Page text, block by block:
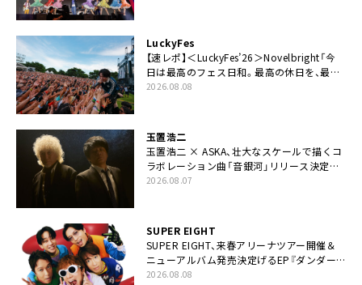
LuckyFes
【速レポ】＜LuckyFes’26＞Novelbright「今
日は最高のフェス日和。最高の休日を、最高
の夏休みを作っていきたい」
2026.08.08
玉置浩二
玉置浩二 × ASKA、壮大なスケールで描くコ
ラボレーション曲「音銀河」リリース決定。
カップリングには新曲「命の宿り」収録も
2026.08.07
SUPER EIGHT
SUPER EIGHT、来春アリーナツアー開催＆
ニューアルバム発売決定げるEP『ダンダー
ラ』本日リリース
2026.08.08